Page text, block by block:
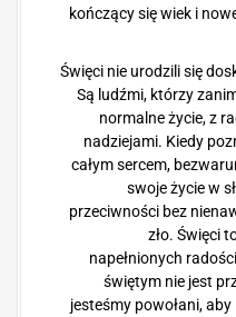
kończący się wiek i
Święci nie urodzili się
Są ludźmi, którzy
normalne życie, z
nadziejami. Kiedy
całym sercem,
swoje życie w
przeciwności bez
zło. Święci
napełnionych
świętym nie jest
jesteśmy powołani,